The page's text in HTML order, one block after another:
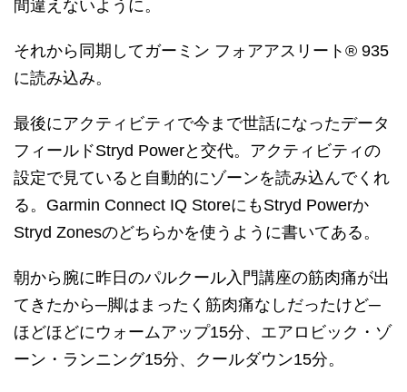
間違えないように。
それから同期してガーミン フォアアスリート® 935
に読み込み。
最後にアクティビティで今まで世話になったデータ
フィールドStryd Powerと交代。アクティビティの
設定で見ていると自動的にゾーンを読み込んでくれ
る。Garmin Connect IQ StoreにもStryd Powerか
Stryd Zonesのどちらかを使うように書いてある。
朝から腕に昨日のパルクール入門講座の筋肉痛が出
てきたから─脚はまったく筋肉痛なしだったけど─
ほどほどにウォームアップ15分、エアロビック・ゾ
ーン・ランニング15分、クールダウン15分。